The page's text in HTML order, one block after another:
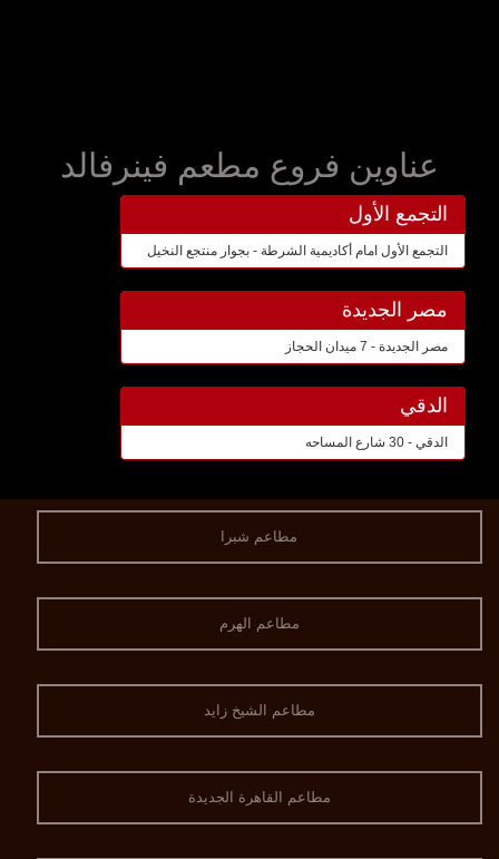
عناوين فروع مطعم فينرفالد
التجمع الأول
التجمع الأول امام أكاديمية الشرطة - بجوار منتجع النخيل
مصر الجديدة
مصر الجديدة - 7 ميدان الحجاز
الدقي
الدقي - 30 شارع المساحه
مطاعم شبرا
مطاعم الهرم
مطاعم الشيخ زايد
مطاعم القاهرة الجديدة